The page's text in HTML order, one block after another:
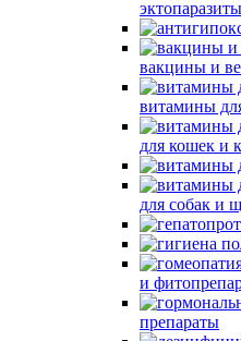
вакцины и
витамины
для кошек и
для собак и
и
препараты